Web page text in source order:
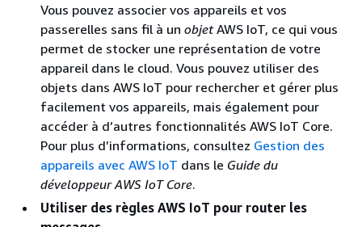
Vous pouvez associer vos appareils et vos
passerelles sans fil à un objetAWS IoT, ce qui vous
permet de stocker une représentation de votre
appareil dans le cloud. Vous pouvez utiliser des
objets dans AWS IoT pour rechercher et gérer plus
facilement vos appareils, mais également pour
accéder à d’autres fonctionnalités AWS IoT Core.
Pour plus d’informations, consultez Gestion des
appareils avec AWS IoT dans le Guide du
développeur AWS IoT Core.
Utiliser des règles AWS IoT pour router les